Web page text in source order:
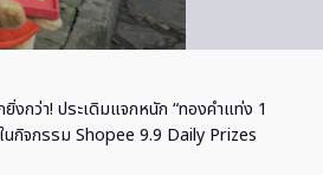
งกว่า! ประเดิมแจกหนัก “ทองคำแท่ง 1
นกิจกรรม Shopee 9.9 Daily Prizes